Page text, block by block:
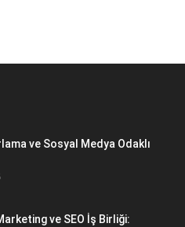
ve Sosyal Medya Odaklı
ve SEO İş Birliği: